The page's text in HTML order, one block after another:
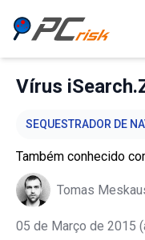
Vírus
SEQUESTRADOR DE
Também conhecido
Tomas
05 de Março de 2015